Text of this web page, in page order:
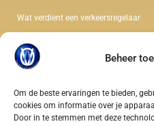
Beheer
Om de beste ervaringen te bieden,
cookies om informatie over je
Door in te stemmen met deze
Wat verdient een verkeersregelaar
Wet en regelgeving verkeersregelaar
Gezondheidseisen verkeersregelaar